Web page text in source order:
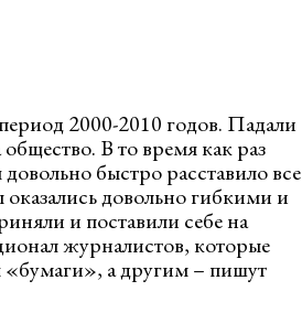
2000-2010 годов. Падали
В то время как раз
быстро расставило все
довольно гибкими и
и поставили себе на
журналистов, которые
«бумаги», а другим – пишут